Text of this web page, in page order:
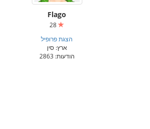
Flago
הצגת פרופיל
ארץ: סין
הודעות: 2863